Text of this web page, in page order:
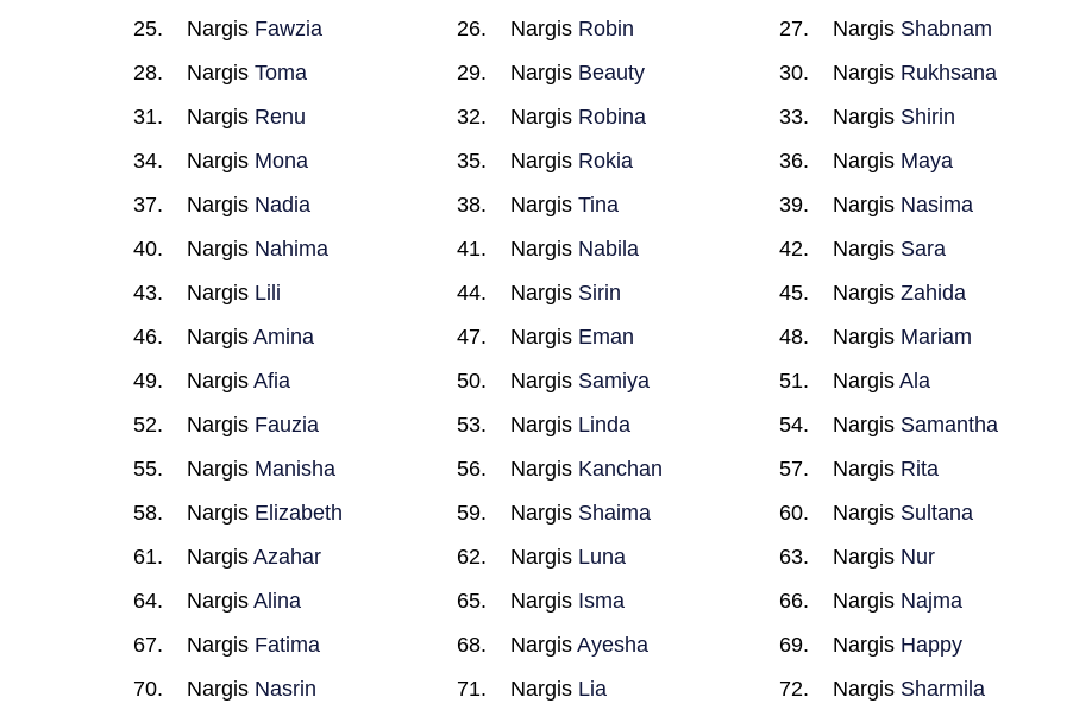
Nargis Fawzia Nargis Robin Nargis Shabnam
Nargis Toma Nargis Beauty Nargis Rukhsana
Nargis Renu Nargis Robina Nargis Shirin
Nargis Mona Nargis Rokia Nargis Maya
Nargis Nadia Nargis Tina Nargis Nasima
Nargis Nahima Nargis Nabila Nargis Sara
Nargis Lili Nargis Sirin NargisZahida
Nargis Amina Nargis Eman Nargis Mariam
Nargis Afia Nargis Samiya NargisAla
Nargis Fauzia Nargis Linda Nargis Samantha
Nargis Manisha Nargis Kanchan Nargis Rita
Nargis Elizabeth Nargis Shaima Nargis Sultana
Nargis Azahar Nargis Luna Nargis Nur
Nargis Alina Nargis Isma Nargis Najma
Nargis Fatima Nargis Ayesha Nargis Happy
Nargis Nasrin Nargis Lia Nargis Sharmila